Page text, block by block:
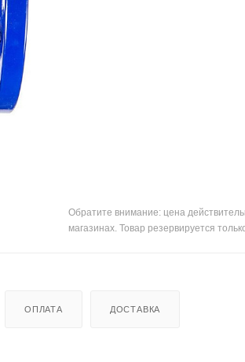
Обратите внимание: цена
магазинах. Товар резервируется
ОПЛАТА ДОСТАВКА